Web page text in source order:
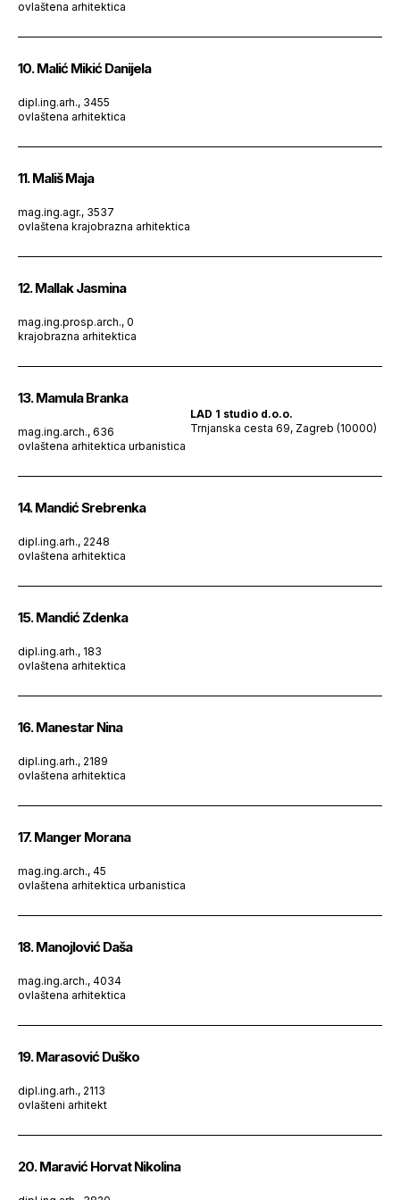
ovlaštena arhitektica
10. Malić Mikić Danijela
dipl.ing.arh., 3455
ovlaštena arhitektica
11. Mališ Maja
mag.ing.agr., 3537
ovlaštena krajobrazna arhitektica
12. Mallak Jasmina
mag.ing.prosp.arch., 0
krajobrazna arhitektica
13. Mamula Branka
mag.ing.arch., 636
ovlaštena arhitektica urbanistica
LAD 1 studio d.o.o.
Trnjanska cesta 69, Zagreb (10000)
14. Mandić Srebrenka
dipl.ing.arh., 2248
ovlaštena arhitektica
15. Mandić Zdenka
dipl.ing.arh., 183
ovlaštena arhitektica
16. Manestar Nina
dipl.ing.arh., 2189
ovlaštena arhitektica
17. Manger Morana
mag.ing.arch., 45
ovlaštena arhitektica urbanistica
18. Manojlović Daša
mag.ing.arch., 4034
ovlaštena arhitektica
19. Marasović Duško
dipl.ing.arh., 2113
ovlašteni arhitekt
20. Maravić Horvat Nikolina